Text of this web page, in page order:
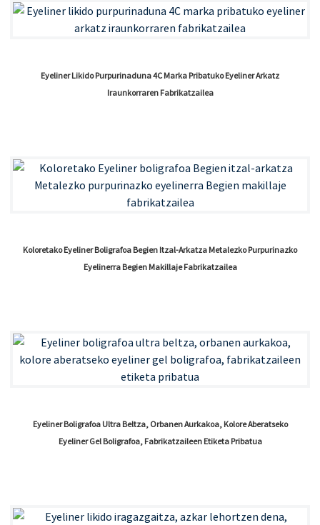
Eyeliner Likido Purpurinaduna 4C Marka Pribatuko Eyeliner Arkatz
Iraunkorraren Fabrikatzailea
Koloretako Eyeliner Boligrafoa Begien Itzal-Arkatza Metalezko Purpurinazko
Eyelinerra Begien Makillaje Fabrikatzailea
Eyeliner Boligrafoa Ultra Beltza, Orbanen Aurkakoa, Kolore Aberatseko
Eyeliner Gel Boligrafoa, Fabrikatzaileen Etiketa Pribatua